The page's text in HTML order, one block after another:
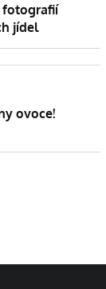
fotografií
jídel
ovoce!